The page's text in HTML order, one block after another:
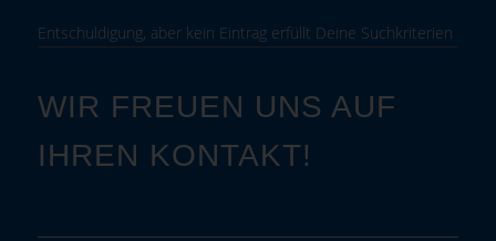
Entschuldigung, aber kein Eintrag erfüllt Deine Suchkriterien
WIR FREUEN UNS AUF
IHREN KONTAKT!